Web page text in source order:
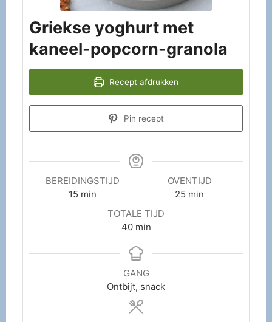
Griekse yoghurt met
kaneel-popcorn-granola
Recept afdrukken
Pin recept
BEREIDINGSTIJD
15 min
OVENTIJD
25 min
TOTALE TIJD
40 min
GANG
Ontbijt, snack